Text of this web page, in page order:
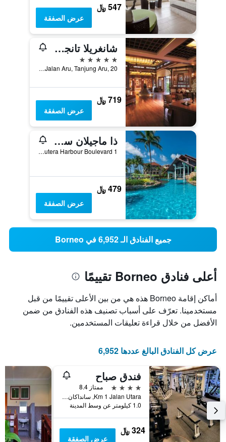
547 ﷼
عرض الصفقة
شانغريلا تانجونغ أرا، كوتا كينابالو
5 نجوم
Jalan Aru, Tanjung Aru, 20, كوتا كينابالو, ماليزيا
719 ﷼
عرض الصفقة
ذا ماجيلان سوتيرا ريزورت
1 Sutera Harbour Boulevard, كوتا كينابالو, ماليزيا
479 ﷼
عرض الصفقة
جميع الفنادق الـ 6,952 في Borneo
أعلى فنادق Borneo تقييمًا
أماكن إقامة Borneo هذه هي من بين الأعلى تقييمًا من قبل
مستخدمينا. تعرّف على أسباب تصنيف هذه الفنادق من ضمن
الأفضل من خلال قراءة تعليقات المستخدمين.
عرض كل الفنادق البالغ عددها 6,952
فندق صباح
4 نجوم
ممتاز 8.4
Km 1 Jalan Utara, سانداكان, ماليزيا
1.0 كيلومتر عن وسط المدينة
324 ﷼
عرض الصفقة